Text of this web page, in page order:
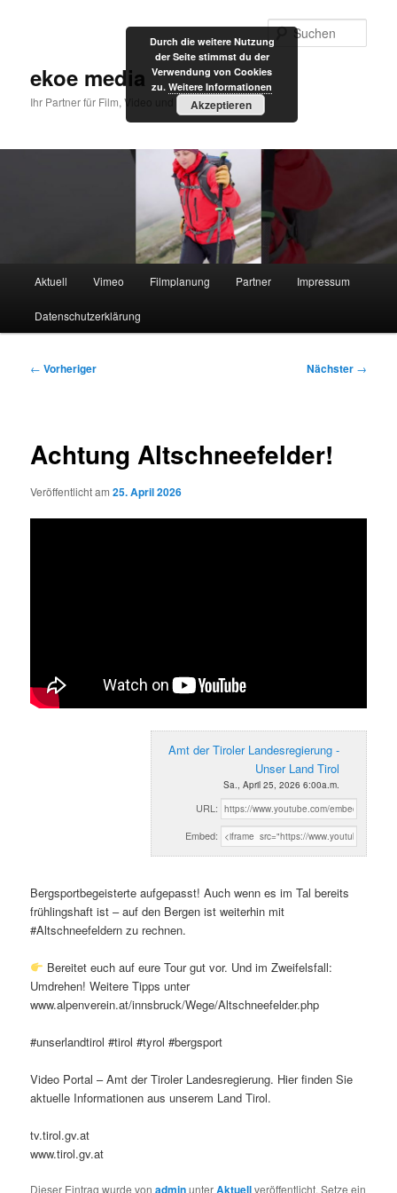
ekoe media
Ihr Partner für Film, Video und Internet
Aktuell Vimeo Filmplanung Partner Impressum
Datenschutzerklärung
Beitragsnavigation
← Vorheriger Nächster →
Achtung Altschneefelder!
Veröffentlicht am25. April 2026
Amt der Tiroler Landesregierung -
Unser Land Tirol
Sa., April 25, 2026 6:00a.m.
URL:
Embed:
Bergsportbegeisterte aufgepasst! Auch wenn es im Tal bereits
frühlingshaft ist – auf den Bergen ist weiterhin mit
#Altschneefeldern zu rechnen.
Bereitet euch auf eure Tour gut vor. Und im Zweifelsfall:
Umdrehen! Weitere Tipps unter
www.alpenverein.at/innsbruck/Wege/Altschneefelder.php
#unserlandtirol #tirol #tyrol #bergsport
Video Portal – Amt der Tiroler Landesregierung. Hier finden Sie
aktuelle Informationen aus unserem Land Tirol.
tv.tirol.gv.at
www.tirol.gv.at
Dieser Eintrag wurde vonadminunterAktuellveröffentlicht. Setze ein
Durch die weitere Nutzung
der Seite stimmst du der
Verwendung von Cookies
zu. Weitere Informationen
Akzeptieren